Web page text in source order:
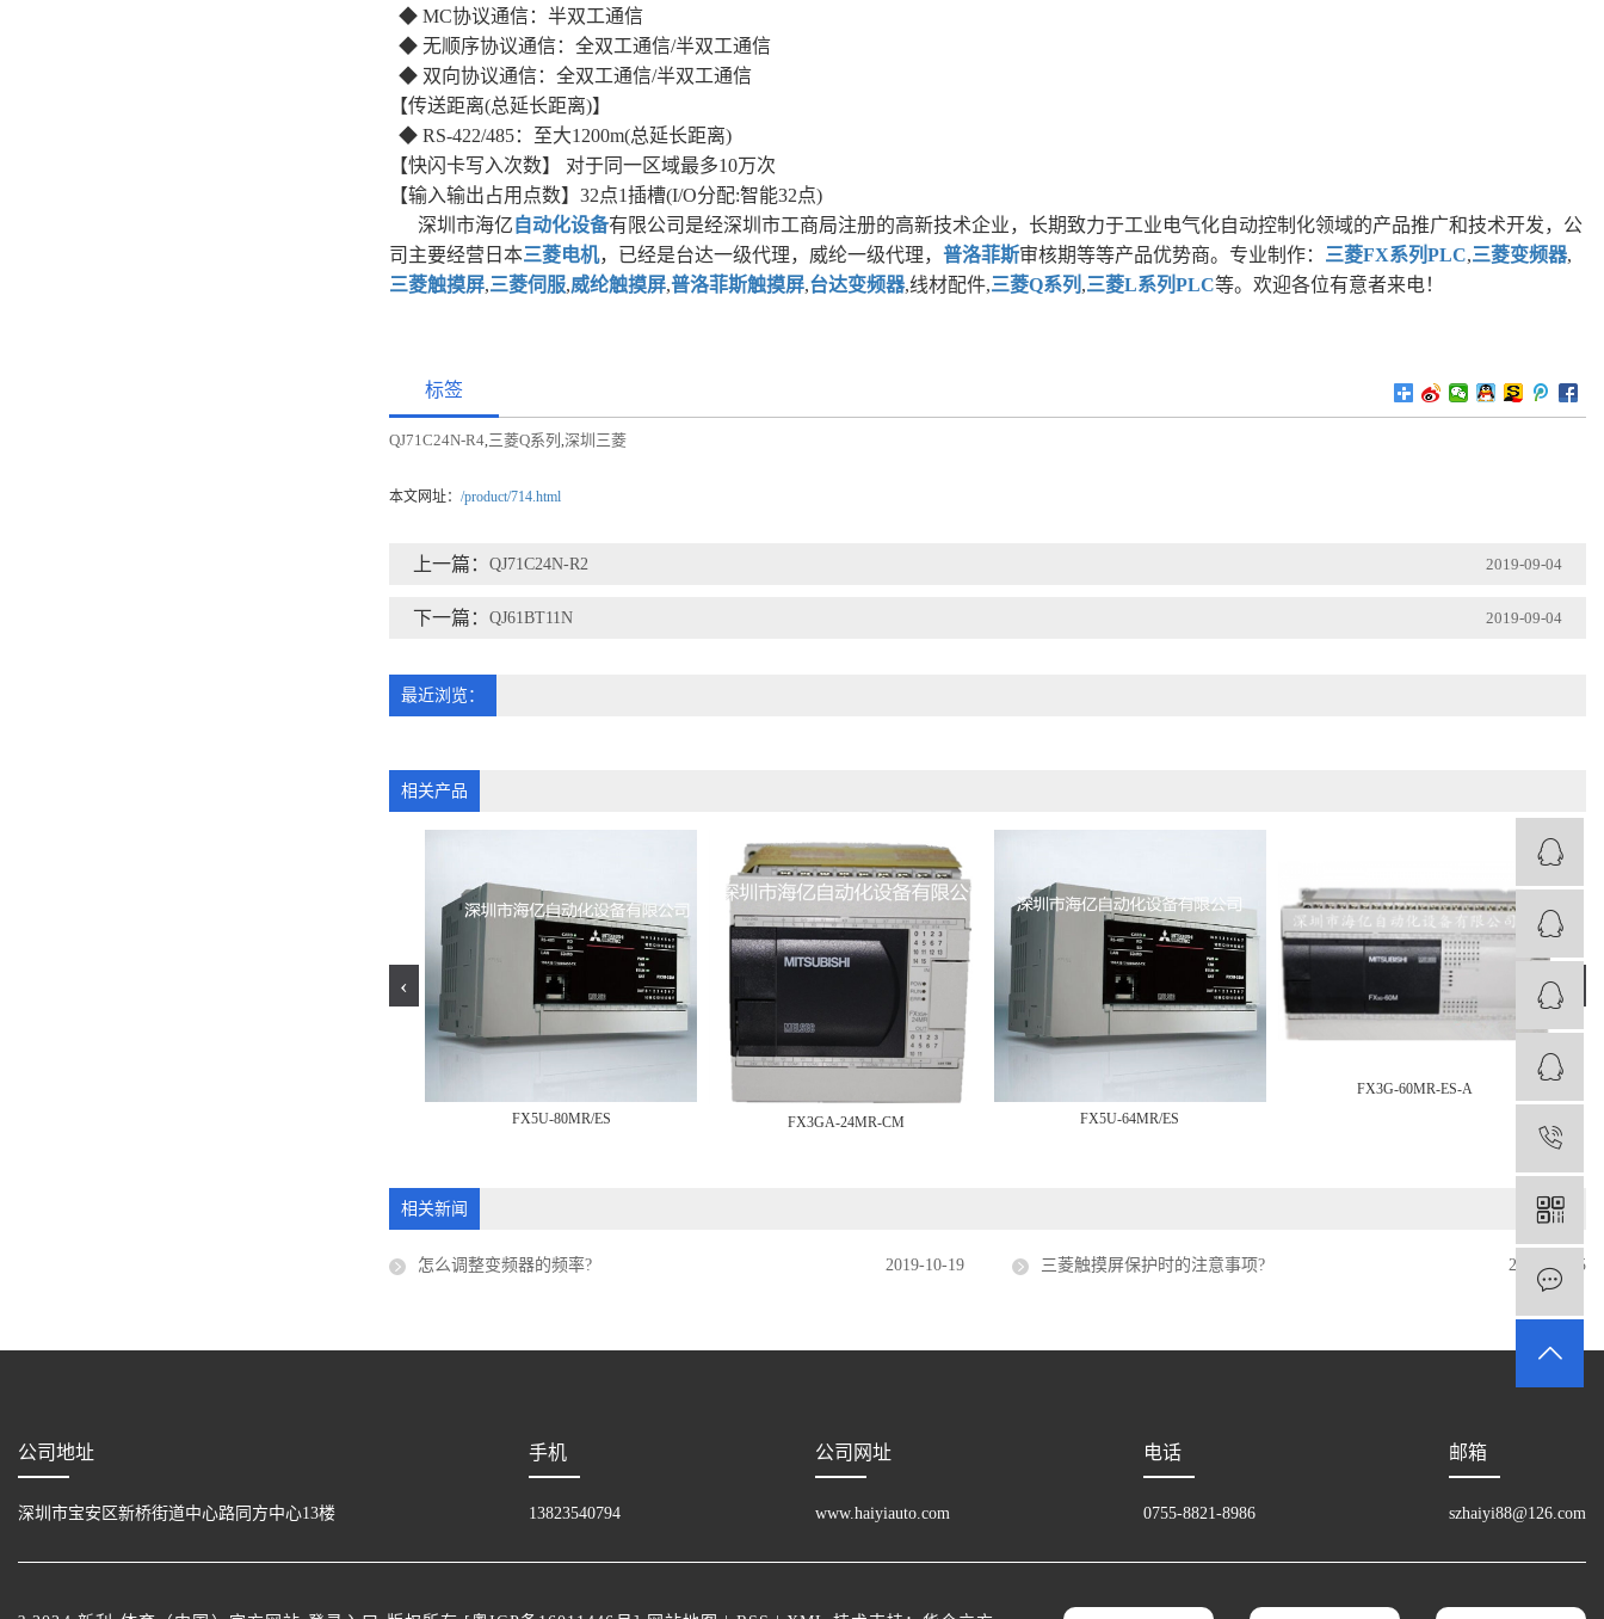
◆ MC协议通信：半双工通信
◆ 无顺序协议通信：全双工通信/半双工通信
◆ 双向协议通信：全双工通信/半双工通信
【传送距离(总延长距离)】
◆ RS-422/485：至大1200m(总延长距离)
【快闪卡写入次数】 对于同一区域最多10万次
【输入输出占用点数】32点1插槽(I/O分配:智能32点)
深圳市海亿 自动化设备有限公司是经深圳市工商局注册的高新技术企业，长期致力于工业电气化自动控制化领域的产品推广和技术开发，公
司主要经营日本三菱电机，已经是台达一级代理，威纶一级代理，普洛菲斯审核期等等产品优势商。专业制作： 三菱FX系列PLC,三菱变频器,
三菱触摸屏,三菱伺服,威纶触摸屏,普洛菲斯触摸屏,台达变频器,线材配件,三菱Q系列 ,三菱L系列PLC等。欢迎各位有意者来电！
标签
QJ71C24N-R4,三菱Q系列,深圳三菱
本文网址：/product/714.html
上一篇：QJ71C24N-R2 2019-09-04
下一篇：QJ61BT11N 2019-09-04
最近浏览：
相关产品
FX5U-80MR/ES FX3GA-24MR-CM FX5U-64MR/ES
FX3G-60MR-ES-A
‹
相关新闻
怎么调整变频器的频率? 2019-10-19 三菱触摸屏保护时的注意事项? 2019-11-05
公司地址
深圳市宝安区新桥街道中心路同方中心13楼
手机
13823540794
公司网址
www.haiyiauto.com
电话
0755-8821-8986
邮箱
szhaiyi88@126.com